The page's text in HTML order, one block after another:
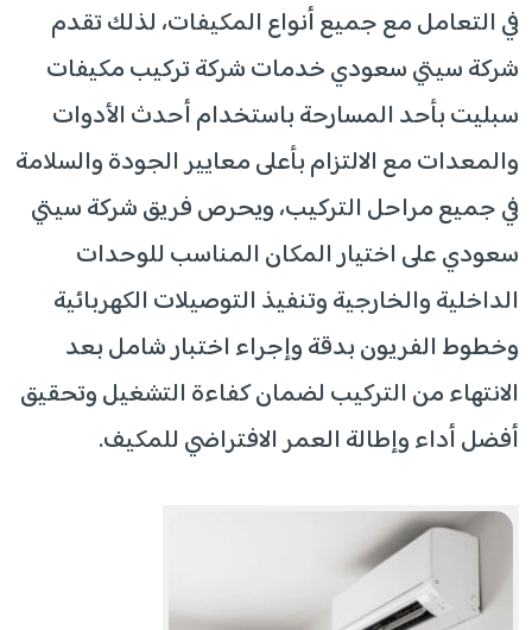
في التعامل مع جميع أنواع المكيفات، لذلك تقدم
شركة سيتي سعودي خدمات شركة تركيب مكيفات
سبليت بأحد المسارحة باستخدام أحدث الأدوات
والمعدات مع الالتزام بأعلى معايير الجودة والسلامة
في جميع مراحل التركيب، ويحرص فريق شركة سيتي
سعودي على اختيار المكان المناسب للوحدات
الداخلية والخارجية وتنفيذ التوصيلات الكهربائية
وخطوط الفريون بدقة وإجراء اختبار شامل بعد
الانتهاء من التركيب لضمان كفاءة التشغيل وتحقيق
أفضل أداء وإطالة العمر الافتراضي للمكيف.